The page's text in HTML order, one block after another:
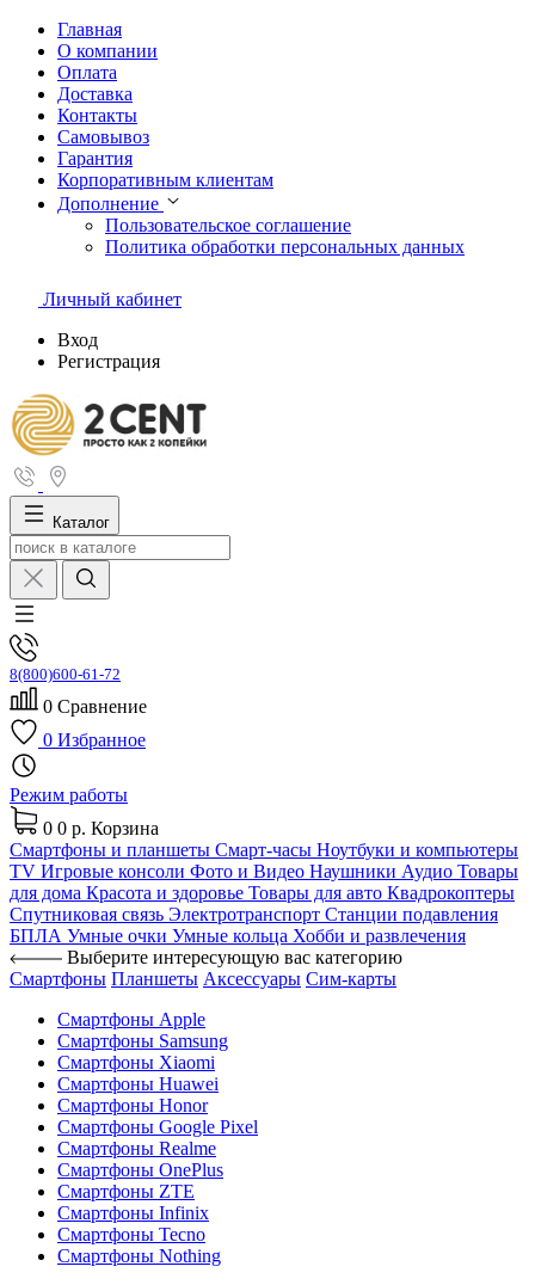
Главная
О компании
Оплата
Доставка
Контакты
Самовывоз
Гарантия
Корпоративным клиентам
Дополнение
Пользовательское соглашение
Политика обработки персональных данных
Личный кабинет
Вход
Регистрация
Каталог
8(800)600-61-72
0 Сравнение
0 Избранное
Режим работы
0 0 р. Корзина
Смартфоны и планшеты Смарт-часы Ноутбуки и компьютеры
TV Игровые консоли Фото и Видео Наушники Аудио Товары
для дома Красота и здоровье Товары для авто Квадрокоптеры
Спутниковая связь Электротранспорт Станции подавления
БПЛА Умные очки Умные кольца Хобби и развлечения
Выберите интересующую вас категорию
Смартфоны Планшеты Аксессуары Сим-карты
Смартфоны Apple
Смартфоны Samsung
Смартфоны Xiaomi
Смартфоны Huawei
Смартфоны Honor
Смартфоны Google Pixel
Смартфоны Realme
Смартфоны OnePlus
Смартфоны ZTE
Смартфоны Infinix
Смартфоны Tecno
Смартфоны Nothing